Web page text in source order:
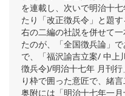
を連載し、次いで明治十
たり「改正徴兵令」と題す
右の二編の社説を併せて
たのが、「全国徴兵論」
で、「福沢諭吉立案/ 中上
徴兵令)/明治十七年 月刊
り枠で囲った意匠で、緒
奥附には「明治十七年一